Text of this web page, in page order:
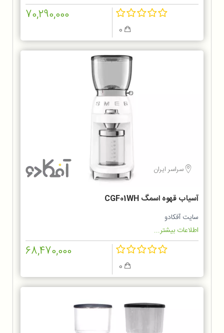
70,290,000
سراسر ایران
آسیاب قهوه اسمگ CGF01WH
سایت آفکادو
اطلاعات بیشتر...
68,470,000